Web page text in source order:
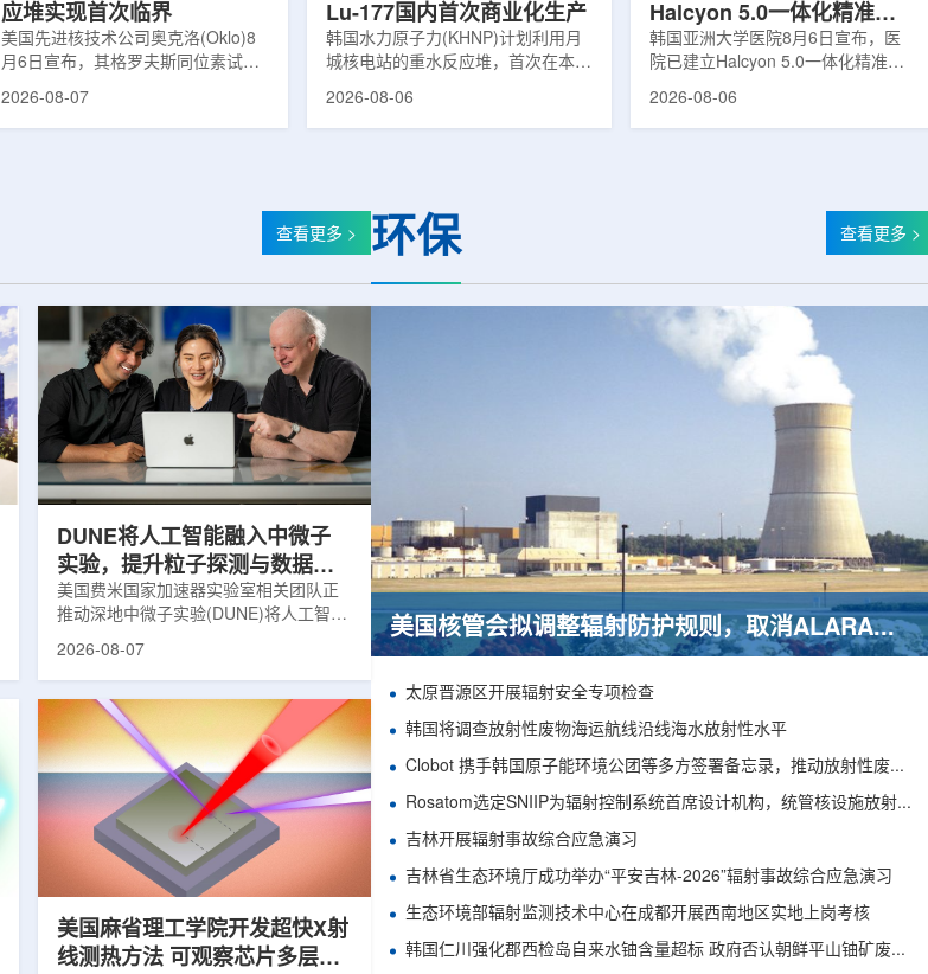
应堆实现首次临界
美国先进核技术公司奥克洛(Oklo)8
月6日宣布，其格罗夫斯同位素试验
反应堆已在低功率状态下实现可控自
工程建设、组件制造或采购、燃料配
置及...
2026-08-07
Lu-177国内首次商业化生产
韩国水力原子力(KHNP)计划利用月
城核电站的重水反应堆，首次在本土
生产用于癌症治疗的放射性同位素
元化的供应链并缩短运输时间。此次
计划的首要目标是实现镥-177的商业
后，韩国水力原子力还将扩大生产范
围至钴...
2026-08-06
Halcyon 5.0一体化精准放
射治疗方案
韩国亚洲大学医院8月6日宣布，医
院已建立Halcyon 5.0一体化精准放
射治疗解决方案，并开始全面用于患
Halcyon系统软件5.0版本为基础，集
成高分辨率锥形束CT成像系统
射治疗系统IDENTIFY。亚洲大学医
院表示，该院是韩国首...
2026-08-06
查看更多 >
DUNE将人工智能融入中微子
实验，提升粒子探测与数据处
理能力
美国费米国家加速器实验室相关团队正
推动深地中微子实验(DUNE)将人工智能
互作用识别、事件分类和探测器管理能
力。DUNE位于长基线中微子设施，目
前已开始安装大型中微子探测器模块的
结构元件。该实验由近探测器和远探测
器组成：近探测器位于费米实验室，远
探测器设在南达科他州桑福德地下研究
设施地下约1英里处。两个探测器都将采
用液氩时间投影室技术，用于记录中微
2026-08-07
美国麻省理工学院开发超快X射
线测热方法 可观察芯片多层结
环保 查看更多 >
美国核管会拟调整辐射防护规则，取消ALARA要求引发安全争议
太原晋源区开展辐射安全专项检查
韩国将调查放射性废物海运航线沿线海水放射性水平
Clobot 携手韩国原子能环境公团等多方签署备忘录，推动放射性废物安全管理多机型机器人示范
Rosatom选定SNIIP为辐射控制系统首席设计机构，统管核设施放射仪表标准化与进口替代保障
吉林开展辐射事故综合应急演习
吉林省生态环境厅成功举办“平安吉林-2026”辐射事故综合应急演习
生态环境部辐射监测技术中心在成都开展西南地区实地上岗考核
韩国仁川强化郡西检岛自来水铀含量超标 政府否认朝鲜平山铀矿废水影响